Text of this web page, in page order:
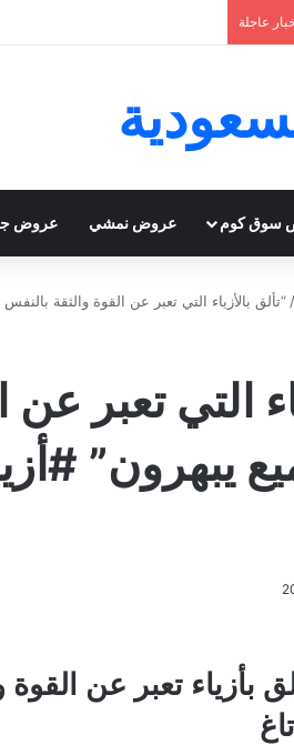
عاجلة
سوق كوم عروض نمشي عروض
/ “تألق بالأزياء التي تعبر عن القوة والثقة
التي تعبر
يبهرون”
بأزياء تعبر عن القوة